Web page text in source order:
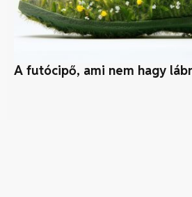
A futócipő, ami nem hagy